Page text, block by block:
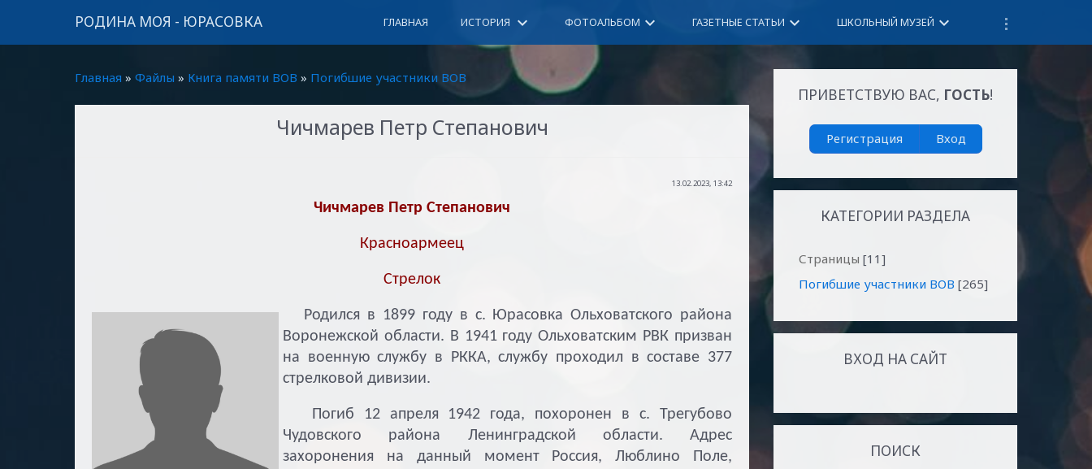
РОДИНА МОЯ - ЮРАСОВКА ГЛАВНАЯ ИСТОРИЯ keyboard_arrow_down ФОТОАЛЬБОМ keyboard_arrow_down ГАЗЕТНЫЕ СТАТЬИ keyboard_arrow_down ШКОЛЬНЫЙ МУЗЕЙ keyboard_arrow_down
Главная » Файлы » Книга памяти ВОВ » Погибшие участники ВОВ
Чичмарев Петр Степанович
13.02.2023, 13:42
Чичмарев Петр Степанович
Красноармеец
Стрелок
Родился в 1899 году в с. Юрасовка Ольховатского района
Воронежской области. В 1941 году Ольховатским РВК призван
на военную службу в РККА, службу проходил в составе 377
стрелковой дивизии.
Погиб 12 апреля 1942 года, похоронен в с. Трегубово
Чудовского района Ленинградской области. Адрес
захоронения на данный момент Россия, Люблино Поле,
ПРИВЕТСТВУЮ ВАС, ГОСТЬ!
Регистрация Вход
КАТЕГОРИИ РАЗДЕЛА
Страницы [11]
Погибшие участники ВОВ [265]
ВХОД НА САЙТ
ПОИСК